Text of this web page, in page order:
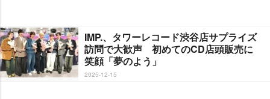
IMP.、タワーレコード渋谷店サプライズ
訪問で大歓声 初めてのCD店頭販売に
笑顔「夢のよう」
2025-12-15